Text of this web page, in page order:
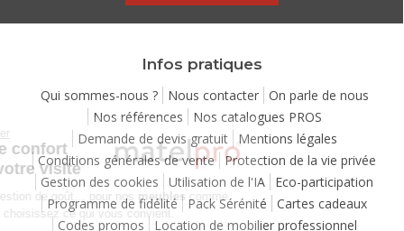
Infos pratiques
Qui sommes-nous ? Nous contacter
On parle de nous
Nos références
Nos catalogues PROS
Demande de devis gratuit
Mentions légales
Conditions générales de vente
Protection de la vie privée
Gestion des cookies
Utilisation de l'IA
Eco-participation
Programme de fidélité
Pack Sérénité
Cartes cadeaux
Codes promos
Location de mobilier professionnel
Continuer sans accepter
Chez Matelpro, le confort
commence dès votre visite
Le confort , c'est une question de goût… pour nosmeubles
comme
pour nos cookies ! Vous choisissez ce qui vous convient.